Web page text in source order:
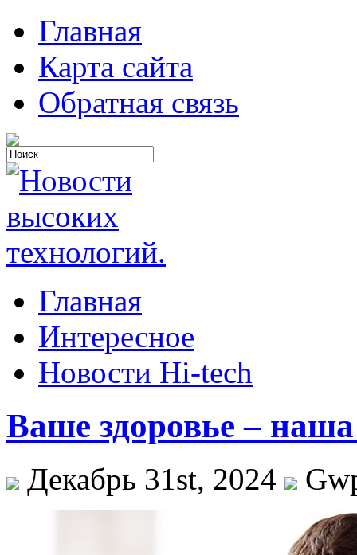
Главная
Карта сайта
Обратная связь
Главная
Интересное
Новости Hi-tech
Ваше здоровье –
Декабрь 31st, 2024